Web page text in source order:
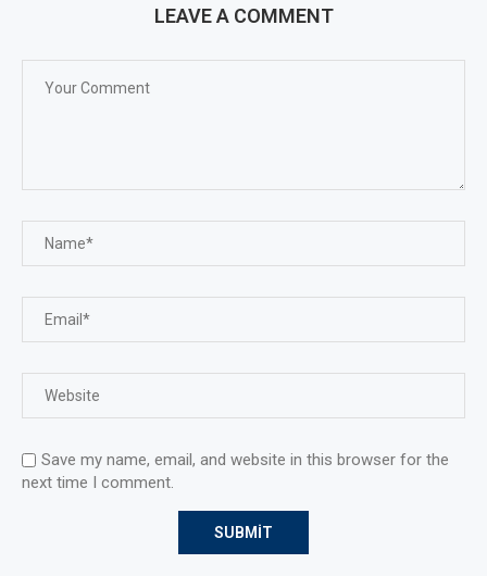
LEAVE A COMMENT
Save my name, email, and website in this browser for the
next time I comment.